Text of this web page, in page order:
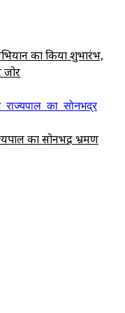
का किया शुभारंभ,
का सोनभद्र भ्रमण